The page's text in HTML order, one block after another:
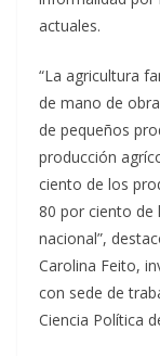
actuales.
“La agricultura
de mano de
de pequeños
producción
ciento de los
80 por ciento de
nacional”,
Carolina Feito,
con sede de
Ciencia Política